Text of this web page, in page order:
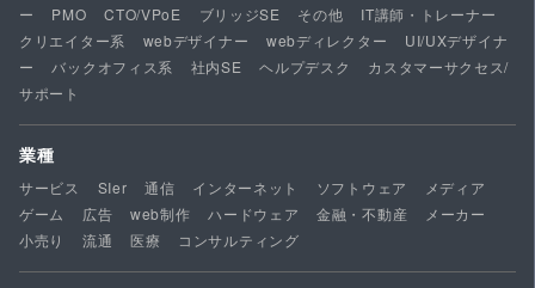
ー
PMO CTO/VPoE ブリッジSE その他
IT講師・トレーナー
クリエイター系
webデザイナー webディレクター
UI/UXデザイナ
ー
バックオフィス系 社内SE ヘルプデスク
カスタマーサクセス/
サポート
業種
サービス SIer 通信 インターネット ソフトウェア
メディア
ゲーム
広告 web制作 ハードウェア 金融・不動産
メーカー
小売り
流通 医療 コンサルティング